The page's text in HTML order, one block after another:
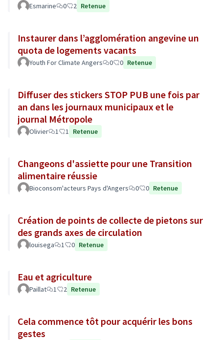
Esmarine 0 2 Retenue
Instaurer dans l’agglomération angevine un
quota de logements vacants
Youth For Climate Angers 0 0 Retenue
Diffuser des stickers STOP PUB une fois par
an dans les journaux municipaux et le
journal Métropole
Olivier 1 1 Retenue
Changeons d'assiette pour une Transition
alimentaire réussie
Bioconsom'acteurs Pays d'Angers 0 0 Retenue
Création de points de collecte de pietons sur
des grands axes de circulation
louisega 1 0 Retenue
Eau et agriculture
Paillat 1 2 Retenue
Cela commence tôt pour acquérir les bons
gestes